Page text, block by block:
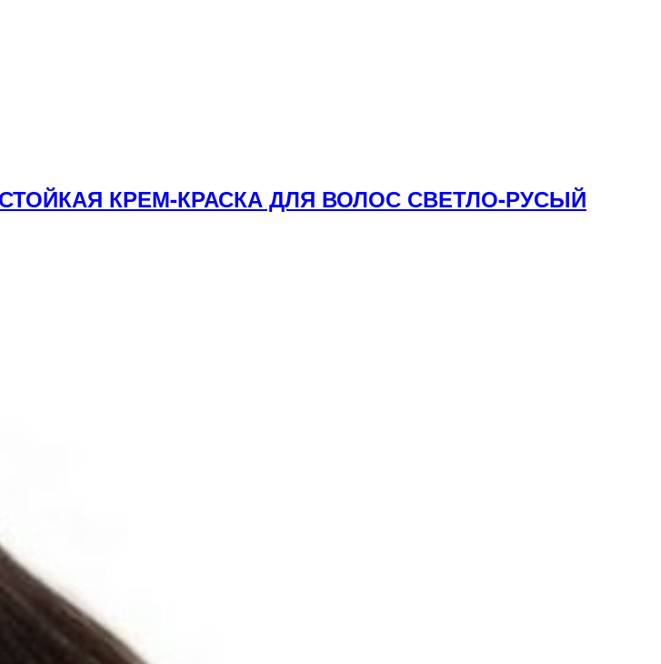
СТОЙКАЯ КРЕМ-КРАСКА ДЛЯ ВОЛОС СВЕТЛО-РУСЫЙ